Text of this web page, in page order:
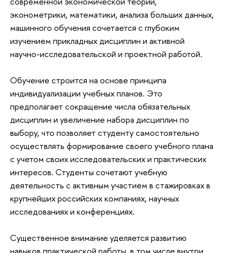
эконометрики, математики, анализа больших данных,
машинного обучения сочетается с глубоким
изучением прикладных дисциплин и активной
научно-исследовательской и проектной работой.
Обучение строится на основе принципа
индивидуализации учебных планов. Это
предполагает сокращение числа обязательных
дисциплин и увеличение набора дисциплин по
выбору, что позволяет студенту самостоятельно
осуществлять формирование своего учебного плана
с учетом своих исследовательских и практических
интересов. Студенты сочетают учебную
деятельность с активным участием в стажировках в
крупнейших российских компаниях, научных
исследованиях и конференциях.
Существенное внимание уделяется развитию
навыков практической работы, в том числе внутри